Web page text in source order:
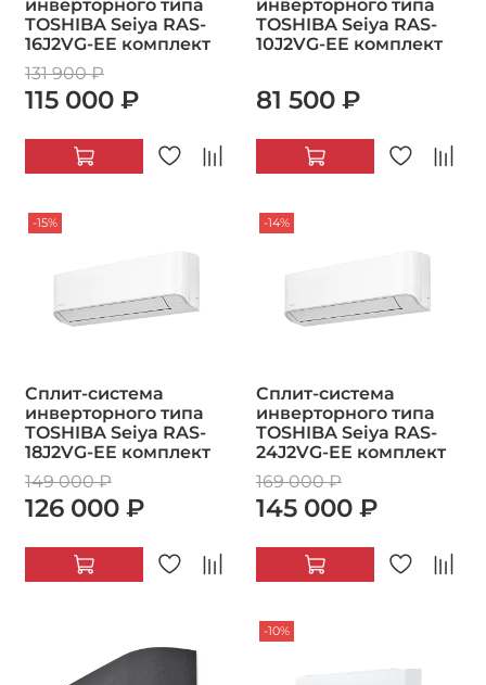
инверторного типа
TOSHIBA Seiya RAS-
16J2VG-EE комплект
131 900 ₽
115 000 ₽
инверторного типа
TOSHIBA Seiya RAS-
10J2VG-EE комплект
81 500 ₽
-15%
Сплит-система
инверторного типа
TOSHIBA Seiya RAS-
18J2VG-EE комплект
149 000 ₽
126 000 ₽
-14%
Сплит-система
инверторного типа
TOSHIBA Seiya RAS-
24J2VG-EE комплект
169 000 ₽
145 000 ₽
-10%